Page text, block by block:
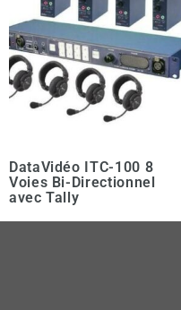
DataVidéo ITC-100 8
Voies Bi-Directionnel
avec Tally